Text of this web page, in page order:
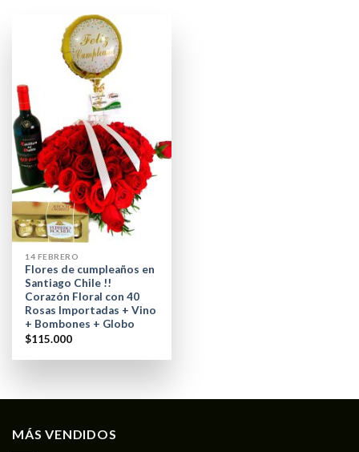
14 FEBRERO
Flores de cumpleaños en
Santiago Chile !!
Corazón Floral con 40
Rosas Importadas + Vino
+ Bombones + Globo
$115.000
MÁS VENDIDOS